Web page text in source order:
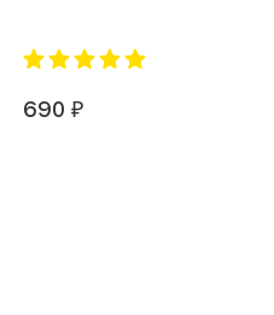
690 ₽